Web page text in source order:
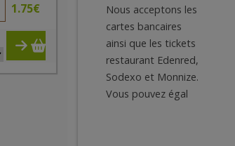
1.75€
Nous acceptons les
cartes bancaires
ainsi que les tickets
restaurant Edenred,
Sodexo et Monnize.
Vous pouvez égal